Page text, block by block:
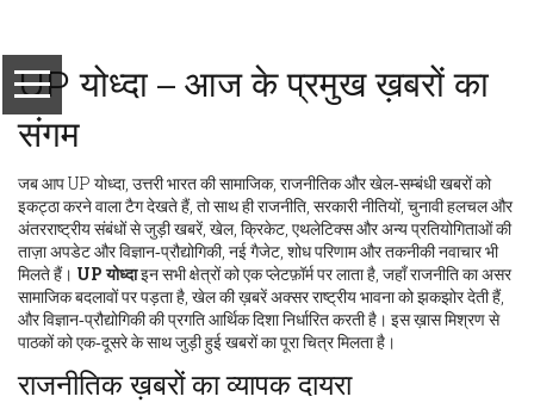
UP योध्दा – आज के प्रमुख ख़बरों का
संगम
जब आपUP योध्दा, उत्तरी भारत की सामाजिक, राजनीतिक और खेल‑सम्बंधी खबरों को
इकट्ठा करने वाला टैगदेखते हैं, तो साथ हीराजनीति, सरकारी नीतियों, चुनावी हलचल और
अंतरराष्ट्रीय संबंधों से जुड़ी खबरें, खेल, क्रिकेट, एथलेटिक्स और अन्य प्रतियोगिताओं की
ताज़ा अपडेटऔरविज्ञान‑प्रौद्योगिकी, नई गैजेट, शोध परिणाम और तकनीकी नवाचारभी
मिलते हैं। UP योध्दाइन सभी क्षेत्रों को एक प्लेटफ़ॉर्म पर लाता है, जहाँ राजनीति का असर
सामाजिक बदलावों पर पड़ता है, खेल की ख़बरें अक्सर राष्ट्रीय भावना को झकझोर देती हैं,
और विज्ञान‑प्रौद्योगिकी की प्रगति आर्थिक दिशा निर्धारित करती है। इस ख़ास मिश्रण से
पाठकों को एक‑दूसरे के साथ जुड़ी हुई खबरों का पूरा चित्र मिलता है।
राजनीतिक ख़बरों का व्यापक दायरा